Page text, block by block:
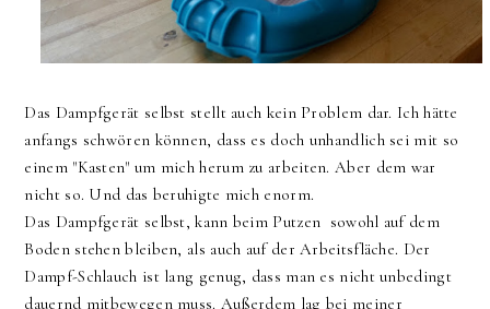
Das Dampfgerät selbst stellt auch kein Problem dar. Ich hätte
anfangs schwören können, dass es doch unhandlich sei mit so
einem "Kasten" um mich herum zu arbeiten. Aber dem war
nicht so. Und das beruhigte mich enorm.
Das Dampfgerät selbst, kann beim Putzen sowohl auf dem
Boden stehen bleiben, als auch auf der Arbeitsfläche. Der
Dampf-Schlauch ist lang genug, dass man es nicht unbedingt
dauernd mitbewegen muss. Außerdem lag bei meiner